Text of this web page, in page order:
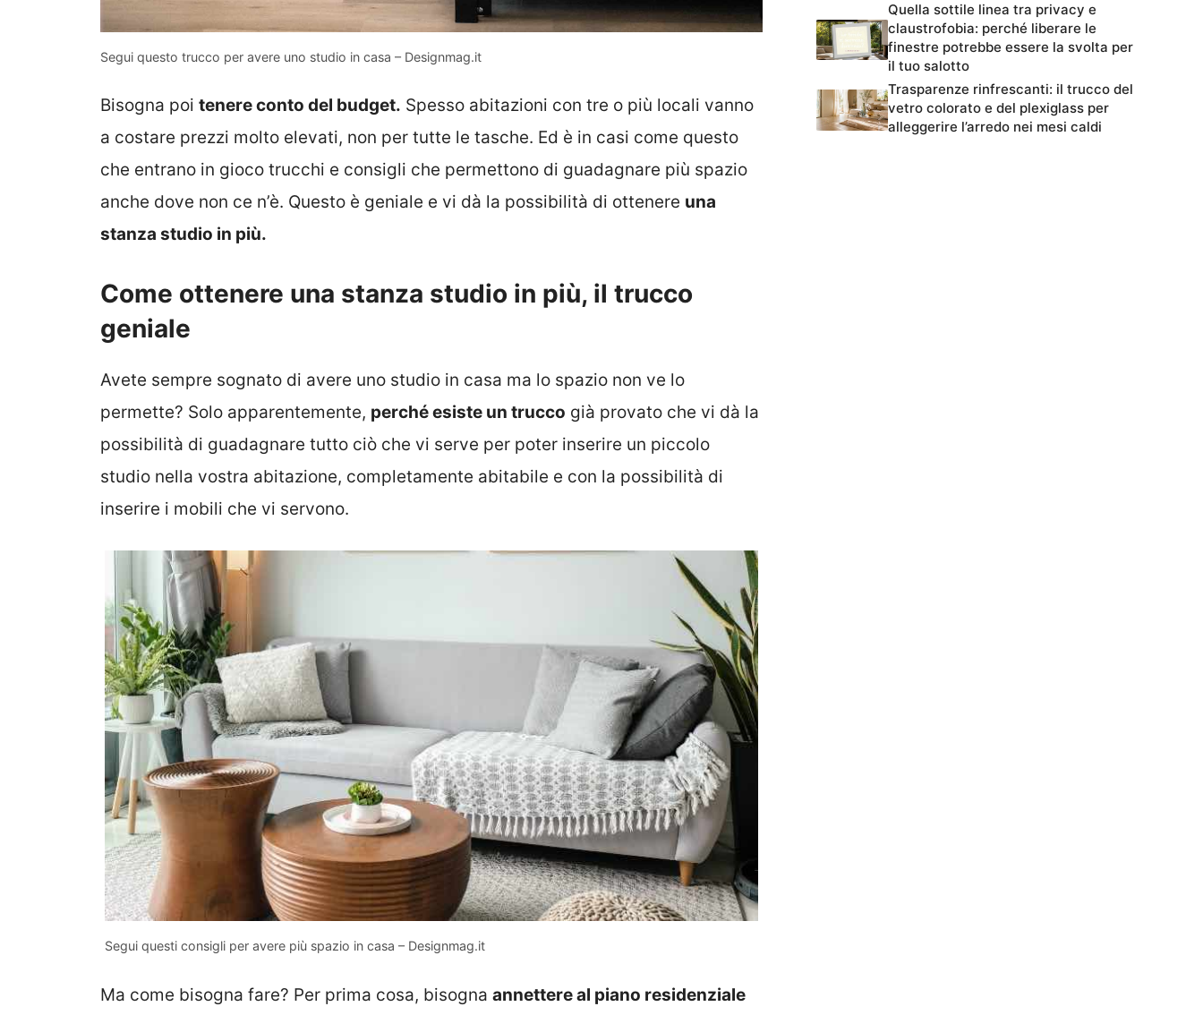
Segui questo trucco per avere uno studio in casa – Designmag.it
Bisogna poi tenere conto del budget. Spesso abitazioni con tre o più locali vanno
a costare prezzi molto elevati, non per tutte le tasche. Ed è in casi come questo
che entrano in gioco trucchi e consigli che permettono di guadagnare più spazio
anche dove non ce n’è. Questo è geniale e vi dà la possibilità di ottenere una
stanza studio in più.
Come ottenere una stanza studio in più, il trucco
geniale
Avete sempre sognato di avere uno studio in casa ma lo spazio non ve lo
permette? Solo apparentemente, perché esiste un trucco già provato che vi dà la
possibilità di guadagnare tutto ciò che vi serve per poter inserire un piccolo
studio nella vostra abitazione, completamente abitabile e con la possibilità di
inserire i mobili che vi servono.
Segui questi consigli per avere più spazio in casa – Designmag.it
Ma come bisogna fare? Per prima cosa, bisogna annettere al piano residenziale
Quella sottile linea tra privacy e
claustrofobia: perché liberare le
finestre potrebbe essere la svolta per
il tuo salotto
Trasparenze rinfrescanti: il trucco del
vetro colorato e del plexiglass per
alleggerire l’arredo nei mesi caldi